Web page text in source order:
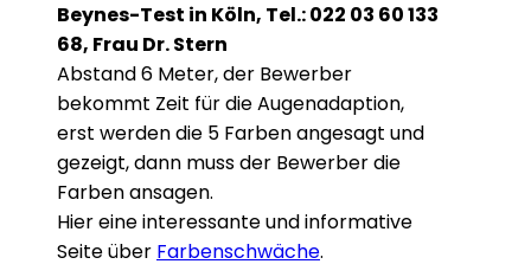
Beynes-Test in Köln, Tel.: 022 03 60 133
68, Frau Dr. Stern
Abstand 6 Meter, der Bewerber
bekommt Zeit für die Augenadaption,
erst werden die 5 Farben angesagt und
gezeigt, dann muss der Bewerber die
Farben ansagen.
Hier eine interessante und informative
Seite über Farbenschwäche.